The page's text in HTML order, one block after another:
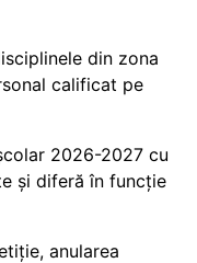
din zona
calificat pe
2026-2027 cu
și diferă în funcție
anularea